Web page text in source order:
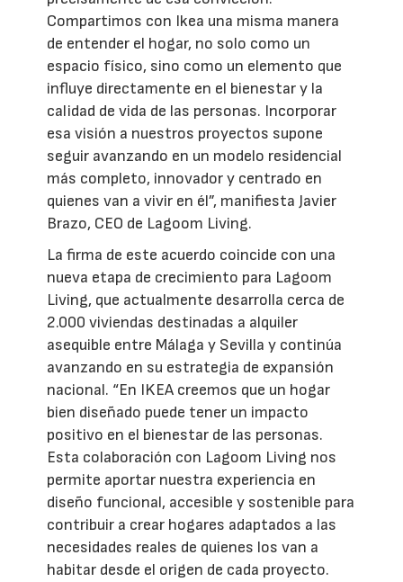
Compartimos con Ikea una misma manera
de entender el hogar, no solo como un
espacio físico, sino como un elemento que
influye directamente en el bienestar y la
calidad de vida de las personas. Incorporar
esa visión a nuestros proyectos supone
seguir avanzando en un modelo residencial
más completo, innovador y centrado en
quienes van a vivir en él”, manifiesta Javier
Brazo, CEO de Lagoom Living.
La firma de este acuerdo coincide con una
nueva etapa de crecimiento para Lagoom
Living, que actualmente desarrolla cerca de
2.000 viviendas destinadas a alquiler
asequible entre Málaga y Sevilla y continúa
avanzando en su estrategia de expansión
nacional. “En IKEA creemos que un hogar
bien diseñado puede tener un impacto
positivo en el bienestar de las personas.
Esta colaboración con Lagoom Living nos
permite aportar nuestra experiencia en
diseño funcional, accesible y sostenible para
contribuir a crear hogares adaptados a las
necesidades reales de quienes los van a
habitar desde el origen de cada proyecto.